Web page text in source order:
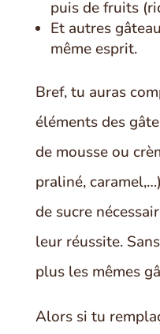
puis de fruits
Et autres
même esprit.
Bref, tu auras
éléments des
de mousse ou
praliné,
de sucre
leur réussite.
plus les mêmes
Alors si tu